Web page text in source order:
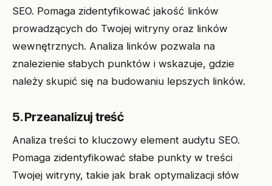
SEO. Pomaga zidentyfikować jakość linków
prowadzących do Twojej witryny oraz linków
wewnętrznych. Analiza linków pozwala na
znalezienie słabych punktów i wskazuje, gdzie
należy skupić się na budowaniu lepszych linków.
5. Przeanalizuj treść
Analiza treści to kluczowy element audytu SEO.
Pomaga zidentyfikować słabe punkty w treści
Twojej witryny, takie jak brak optymalizacji słów